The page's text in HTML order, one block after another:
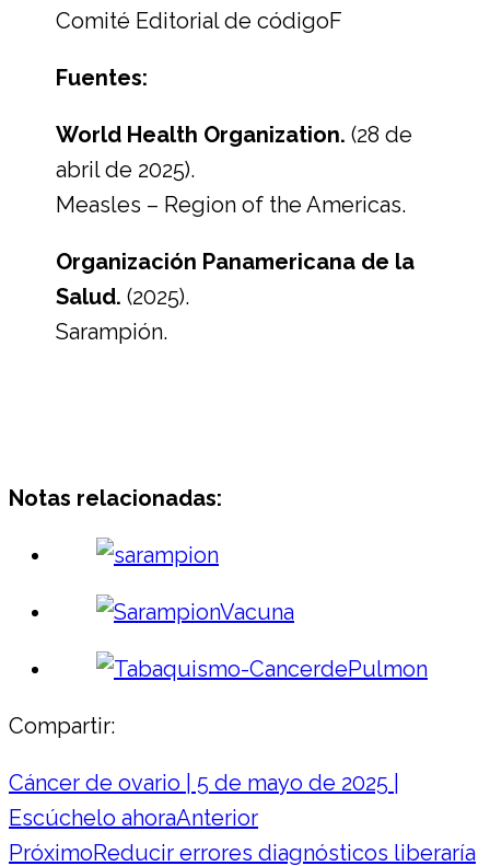
Comité Editorial de códigoF
Fuentes:
World Health Organization. (28 de
abril de 2025).
Measles – Region of the Americas.
Organización Panamericana de la
Salud. (2025).
Sarampión.
Notas relacionadas:
Compartir:
Cáncer de ovario | 5 de mayo de 2025 |
Escúchelo ahoraAnterior
PróximoReducir errores diagnósticos liberaría